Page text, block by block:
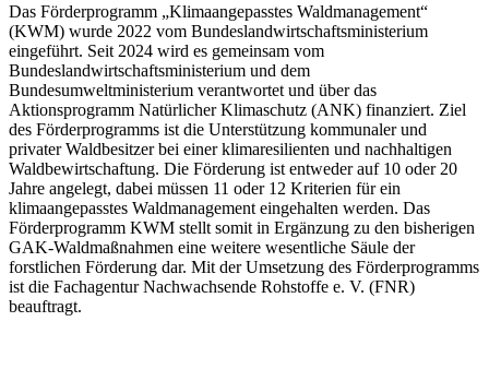
Das Förderprogramm „Klimaangepasstes Waldmanagement“
(KWM) wurde 2022 vom Bundeslandwirtschaftsministerium
eingeführt. Seit 2024 wird es gemeinsam vom
Bundeslandwirtschaftsministerium und dem
Bundesumweltministerium verantwortet und über das
Aktionsprogramm Natürlicher Klimaschutz (ANK) finanziert. Ziel
des Förderprogramms ist die Unterstützung kommunaler und
privater Waldbesitzer bei einer klimaresilienten und nachhaltigen
Waldbewirtschaftung. Die Förderung ist entweder auf 10 oder 20
Jahre angelegt, dabei müssen 11 oder 12 Kriterien für ein
klimaangepasstes Waldmanagement eingehalten werden. Das
Förderprogramm KWM stellt somit in Ergänzung zu den bisherigen
GAK-Waldmaßnahmen eine weitere wesentliche Säule der
forstlichen Förderung dar. Mit der Umsetzung des Förderprogramms
ist die Fachagentur Nachwachsende Rohstoffe e. V. (FNR)
beauftragt.